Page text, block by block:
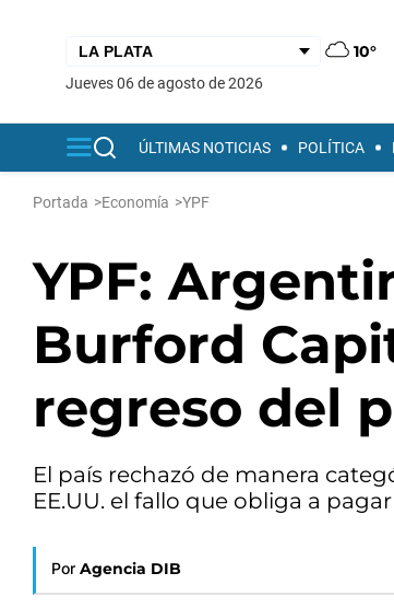
10°
jueves 06 de agosto de 2026
ÚLTIMAS NOTICIAS POLÍTICA
Portada >Economía >YPF
YPF:
Burford
regreso del
El país rechazó de manera
EE.UU. el fallo que obliga a
Por Agencia DIB